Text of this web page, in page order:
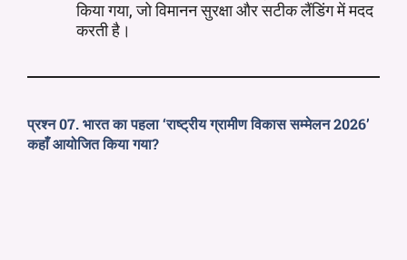
किया गया, जो विमानन सुरक्षा और सटीक लैंडिंग में मदद
करती है।
प्रश्न 07. भारत का पहला ‘राष्ट्रीय ग्रामीण विकास सम्मेलन 2026’
कहाँ आयोजित किया गया?